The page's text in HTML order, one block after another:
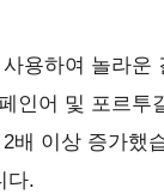
용하여 놀라운
인어 및 포르투
배 이상 증가했
다.